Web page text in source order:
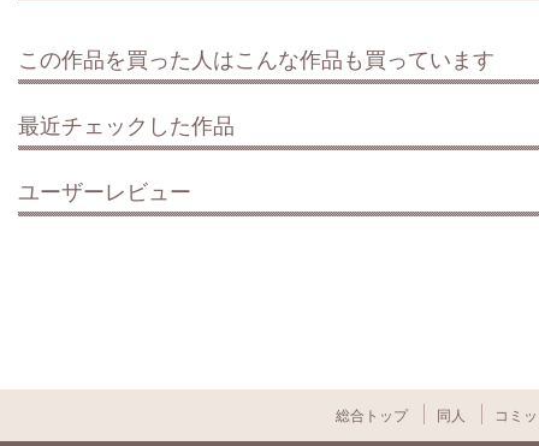
この作品を買った人はこんな作品も買っています
最近チェックした作品
ユーザーレビュー
総合トップ 同人 コミ